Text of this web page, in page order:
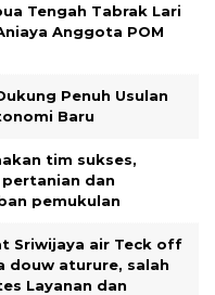
Tengah Tabrak Lari
Anggota POM
Penuh Usulan
Baru
tim sukses,
dan
pemukulan
Sriwijaya air Teck off
douw aturure, salah
Layanan dan